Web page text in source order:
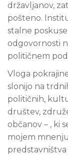
državljanov,
pošteno.
stalne
odgovornosti
političnem
Vloga
slonijo na
političnih,
društev,
občanov – , ki
mojem
predstavništva